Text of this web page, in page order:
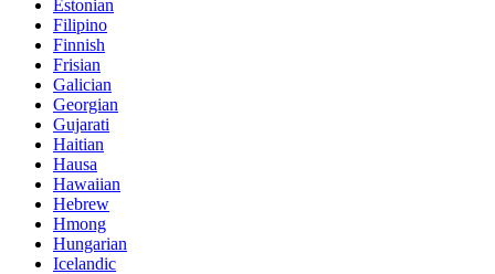
Estonian
Filipino
Finnish
Frisian
Galician
Georgian
Gujarati
Haitian
Hausa
Hawaiian
Hebrew
Hmong
Hungarian
Icelandic